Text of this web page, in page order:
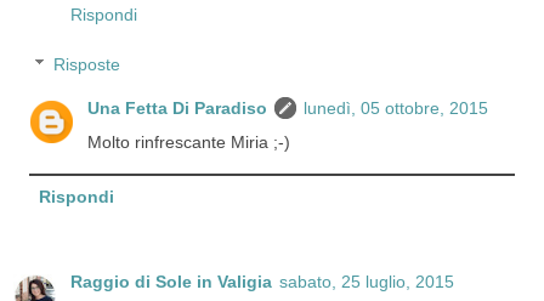
Rispondi
Risposte
Una Fetta Di Paradiso
lunedì, 05 ottobre, 2015
Molto rinfrescante Miria ;-)
Rispondi
Raggio di Sole in Valigia sabato, 25 luglio, 2015